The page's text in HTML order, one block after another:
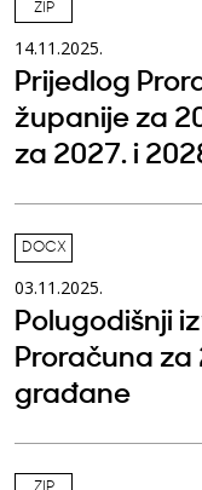
ZIP
14.11.2025.
Prijedlog
županije za
za 2027. i
DOCX
03.11.2025.
Polugodišnji
Proračuna za
građane